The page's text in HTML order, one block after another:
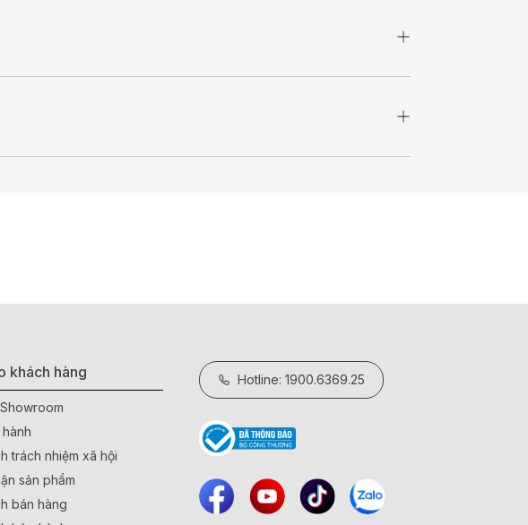
khách hàng
trách nhiệm xã hội
sản phẩm
bán hàng
Hotline: 1900.6369.25